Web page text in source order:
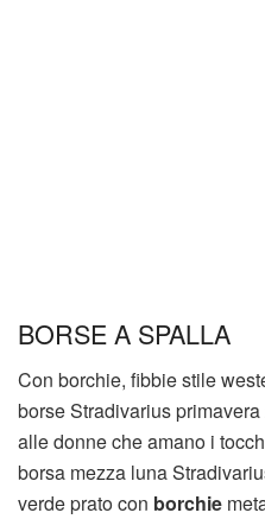
BORSE A SPALLA
Con borchie, fibbie stile
borse Stradivarius
alle donne che amano i
borsa mezza luna
verde prato con borchie